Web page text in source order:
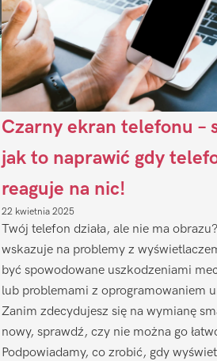
Czarny ekran telefonu –
jak to naprawić gdy
reaguje na nic!
22 kwietnia 2025
Twój telefon działa, ale nie ma
wskazuje na problemy z
być spowodowane uszkodzeniami
lub problemami z oprogramowaniem
Zanim zdecydujesz się na wymianę
nowy, sprawdź, czy nie można go
Podpowiadamy, co zrobić, gdy